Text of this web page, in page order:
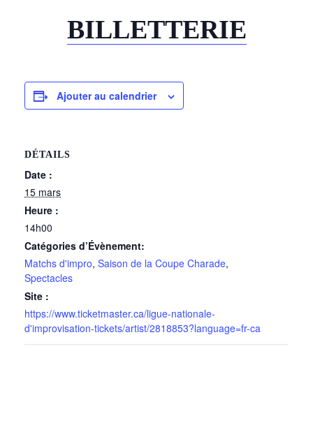
BILLETTERIE
Ajouter au calendrier
DÉTAILS
Date :
15 mars
Heure :
14h00
Catégories d’Évènement:
Matchs d'impro, Saison de la Coupe Charade,
Spectacles
Site :
https://www.ticketmaster.ca/ligue-nationale-
d'improvisation-tickets/artist/2818853?language=fr-ca